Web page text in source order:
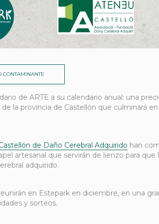
CONTAMINANTE
de ARTE a su calendario anual: una
la provincia de Castellón que culminará
de Daño Cerebral Adquirido han
artesanal que servirán de lienzo para que
adquirido.
en Estepark en diciembre, en una
y sorteos.